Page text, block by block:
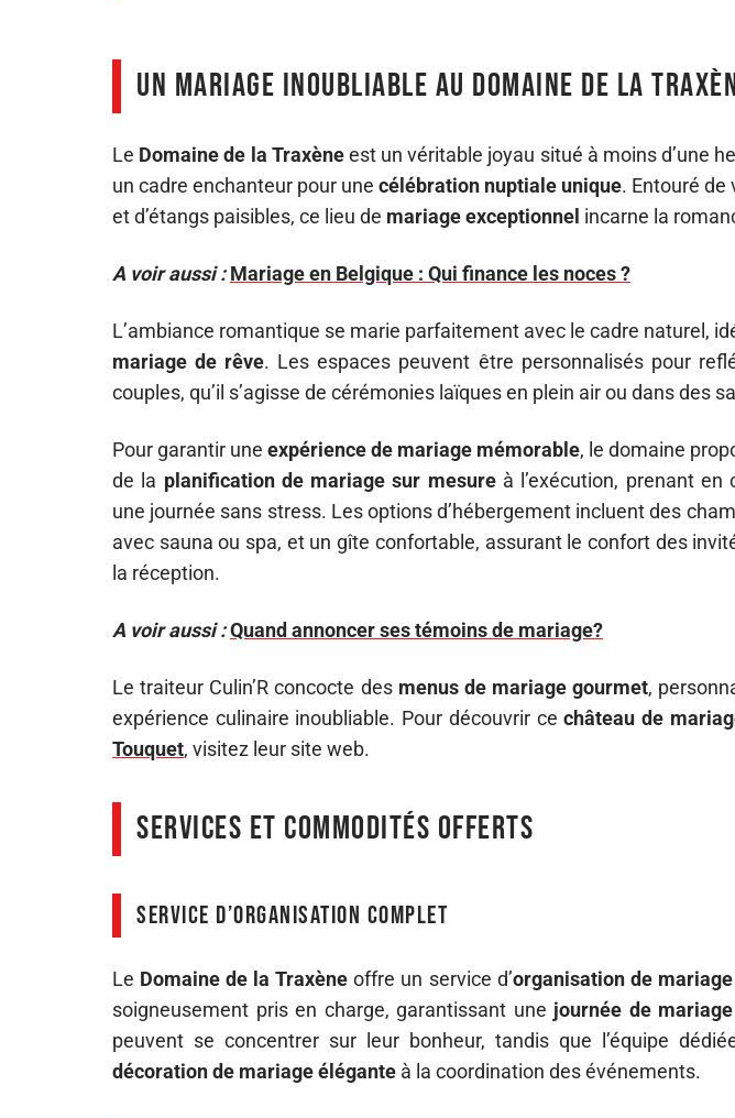
Un mariage inoubliable au Domaine de la
Le Domaine de la Traxèneest un véritable joyau situé à moins d’une
un cadre enchanteur pour une célébration nuptiale unique. Entouré de
et d’étangs paisibles, ce lieu de mariage exceptionnel incarne la
A voir aussi : Mariage en Belgique : Qui finance les noces ?
L’ambiance romantique se marie parfaitement avec le cadre naturel,
mariage de rêve. Les espaces peuvent être personnalisés pour
couples, qu’il s’agisse de cérémonies laïques en plein air ou dans des
Pour garantir une expérience de mariage mémorable, le domaine
de la planification de mariage sur mesureà l’exécution, prenant en
une journée sans stress. Les options d’hébergement incluent des
avec sauna ou spa, et un gîte confortable, assurant le confort des
la réception.
A voir aussi :Quand annoncer ses témoins de mariage?
Le traiteur Culin’R concocte des menus de mariage gourmet,
expérience culinaire inoubliable. Pour découvrir cechâteau de
Touquet, visitez leur site web.
Services et commodités offerts
Service d’organisation complet
Le Domaine de la Traxène offre un service d’organisation de
soigneusement pris en charge, garantissant une journée de
peuvent se concentrer sur leur bonheur, tandis que l’équipe
décoration de mariage élégante à la coordination des événements.